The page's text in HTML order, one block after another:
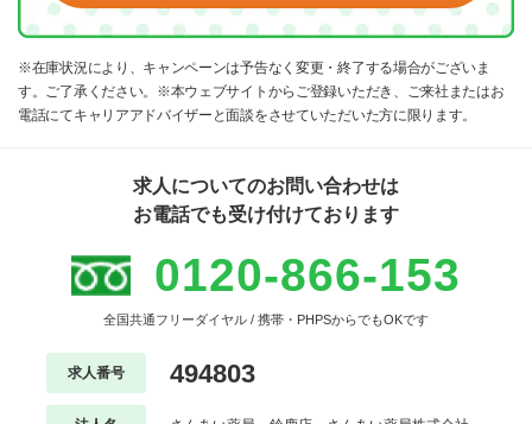
※在庫状況により、キャンペーンは予告なく変更・終了する場合がございま
す。ご了承ください。※本ウェブサイトからご登録いただき、ご来社またはお
電話にてキャリアアドバイザーと面談をさせていただいた方に限ります。
求人についてのお問い合わせは
お電話でも受け付けております
0120-866-153
全国共通フリーダイヤル / 携帯・PHPSからでもOKです
求人番号 494803